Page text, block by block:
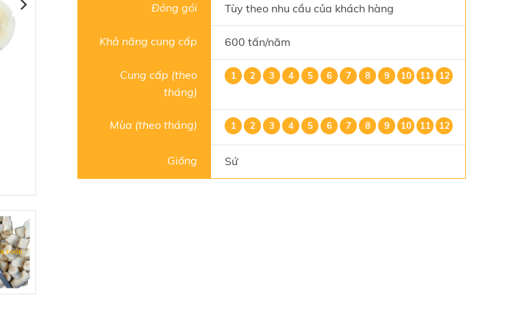
Đóng gói Tùy theo nhu cầu của khách hàng
Khả năng cung cấp 600 tấn/năm
Cung cấp (theo
tháng)
1 2 3 4 5 6 7 8 9 10 11 12
Mùa (theo tháng) 1 2 3 4 5 6 7 8 9 10 11 12
Giống Sứ